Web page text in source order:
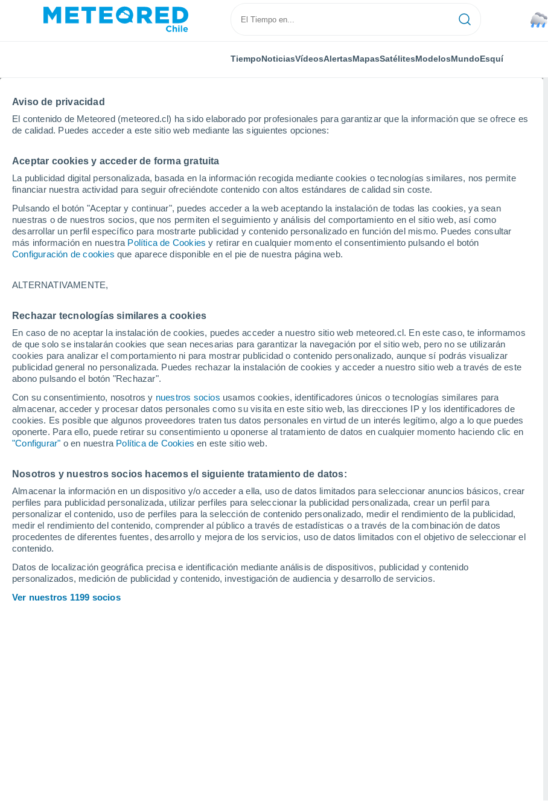
Aviso de privacidad
El contenido de Meteored (meteored.cl) ha sido elaborado por profesionales para garantizar que la información que se ofrece es
de calidad. Puedes acceder a este sitio web mediante las siguientes opciones:
Aceptar cookies y acceder de forma gratuita
La publicidad digital personalizada, basada en la información recogida mediante cookies o tecnologías similares, nos permite
financiar nuestra actividad para seguir ofreciéndote contenido con altos estándares de calidad sin coste.
Pulsando el botón "Aceptar y continuar", puedes acceder a la web aceptando la instalación de todas las cookies, ya sean
nuestras o de nuestros socios, que nos permiten el seguimiento y análisis del comportamiento en el sitio web, así como
desarrollar un perfil específico para mostrarte publicidad y contenido personalizado en función del mismo. Puedes consultar
más información en nuestra Política de Cookies y retirar en cualquier momento el consentimiento pulsando el botón
Configuración de cookies que aparece disponible en el pie de nuestra página web.
ALTERNATIVAMENTE,
Rechazar tecnologías similares a cookies
En caso de no aceptar la instalación de cookies, puedes acceder a nuestro sitio web meteored.cl. En este caso, te informamos
de que solo se instalarán cookies que sean necesarias para garantizar la navegación por el sitio web, pero no se utilizarán
cookies para analizar el comportamiento ni para mostrar publicidad o contenido personalizado, aunque sí podrás visualizar
publicidad general no personalizada. Puedes rechazar la instalación de cookies y acceder a nuestro sitio web a través de este
abono pulsando el botón "Rechazar".
Con su consentimiento, nosotros y nuestros socios usamos cookies, identificadores únicos o tecnologías similares para
almacenar, acceder y procesar datos personales como su visita en este sitio web, las direcciones IP y los identificadores de
cookies. Es posible que algunos proveedores traten tus datos personales en virtud de un interés legítimo, algo a lo que puedes
oponerte. Para ello, puede retirar su consentimiento u oponerse al tratamiento de datos en cualquier momento haciendo clic en
"Configurar" o en nuestra Política de Cookies en este sitio web.
Nosotros y nuestros socios hacemos el siguiente tratamiento de datos:
Almacenar la información en un dispositivo y/o acceder a ella, uso de datos limitados para seleccionar anuncios básicos, crear
perfiles para publicidad personalizada, utilizar perfiles para seleccionar la publicidad personalizada, crear un perfil para
personalizar el contenido, uso de perfiles para la selección de contenido personalizado, medir el rendimiento de la publicidad,
medir el rendimiento del contenido, comprender al público a través de estadísticas o a través de la combinación de datos
procedentes de diferentes fuentes, desarrollo y mejora de los servicios, uso de datos limitados con el objetivo de seleccionar el
contenido.
Datos de localización geográfica precisa e identificación mediante análisis de dispositivos, publicidad y contenido
personalizados, medición de publicidad y contenido, investigación de audiencia y desarrollo de servicios.
Ver nuestros 1199 socios
TiempoNoticiasVídeosAlertasMapasSatélitesModelosMundoEsquí
Inicio Puerto Rico Municipio de Barranquitas
El Tiempo en el Municipio de Barranquitas
Hoy, 7 agosto Todo el día Símbolo
29°
31°
26°